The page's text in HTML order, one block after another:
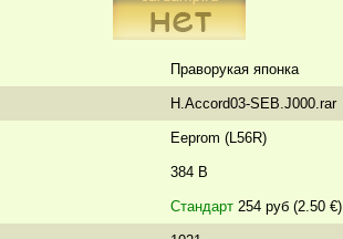
Праворукая японка
H.Accord03-SEB.J000.rar
Eeprom (L56R)
384 B
Стандарт 254 руб (2.50 €)